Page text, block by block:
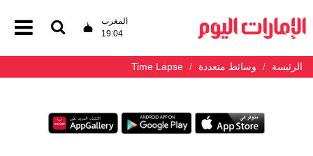
المغرب
19:04
الرئيسة وسائط متعددة Time Lapse